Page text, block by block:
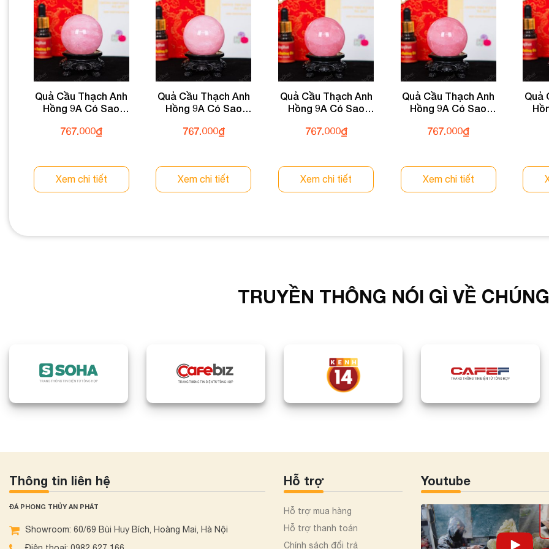
Quả Cầu Thạch Anh
Hồng 9A Có Sao
0,21
767.000₫
Xem chi tiết
Quả Cầu Thạch Anh
Hồng 9A Có Sao
0,21
767.000₫
Xem chi tiết
Quả Cầu Thạch Anh
Hồng 9A Có Sao
0,21
767.000₫
Xem chi tiết
Quả Cầu Thạch Anh
Hồng 9A Có Sao
0,21
767.000₫
Xem chi tiết
Quả
TRUYỀN THÔNG NÓI GÌ VỀ
Thông tin liên hệ
ĐÁ PHONG THỦY AN PHÁT
Showroom: 60/69 Bùi Huy Bích, Hoàng Mai, Hà Nội
Hỗ trợ
Hỗ trợ mua hàng
Hỗ trợ thanh toán
Chính sách đổi trả
Youtube